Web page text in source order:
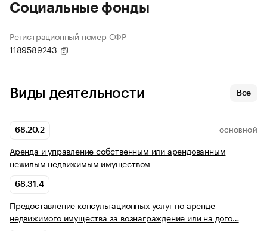
Социальные фонды
Регистрационный номер СФР
1189589243
Виды деятельности Все
68.20.2 ОСНОВНОЙ
Аренда и управление собственным или арендованным
нежилым недвижимым имуществом
68.31.4
Предоставление консультационных услуг по аренде
недвижимого имущества за вознаграждение или на дого…